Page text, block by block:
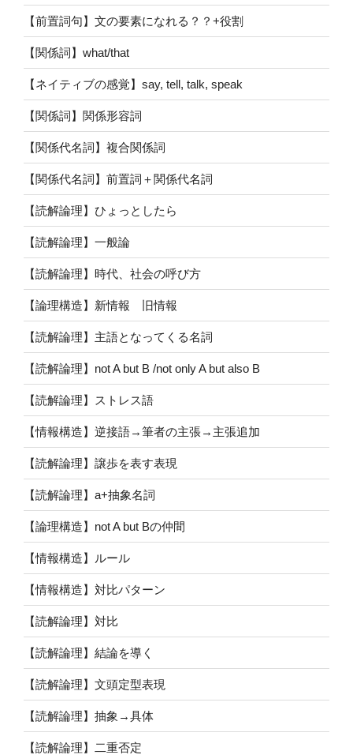
【前置詞句】文の要素になれる？？+役割
【関係詞】what/that
【ネイティブの感覚】say, tell, talk, speak
【関係詞】関係形容詞
【関係代名詞】複合関係詞
【関係代名詞】前置詞＋関係代名詞
【読解論理】ひょっとしたら
【読解論理】一般論
【読解論理】時代、社会の呼び方
【論理構造】新情報 旧情報
【読解論理】主語となってくる名詞
【読解論理】not A but B /not only A but also B
【読解論理】ストレス語
【情報構造】逆接語→筆者の主張→主張追加
【読解論理】譲歩を表す表現
【読解論理】a+抽象名詞
【論理構造】not A but Bの仲間
【情報構造】ルール
【情報構造】対比パターン
【読解論理】対比
【読解論理】結論を導く
【読解論理】文頭定型表現
【読解論理】抽象→具体
【読解論理】二重否定